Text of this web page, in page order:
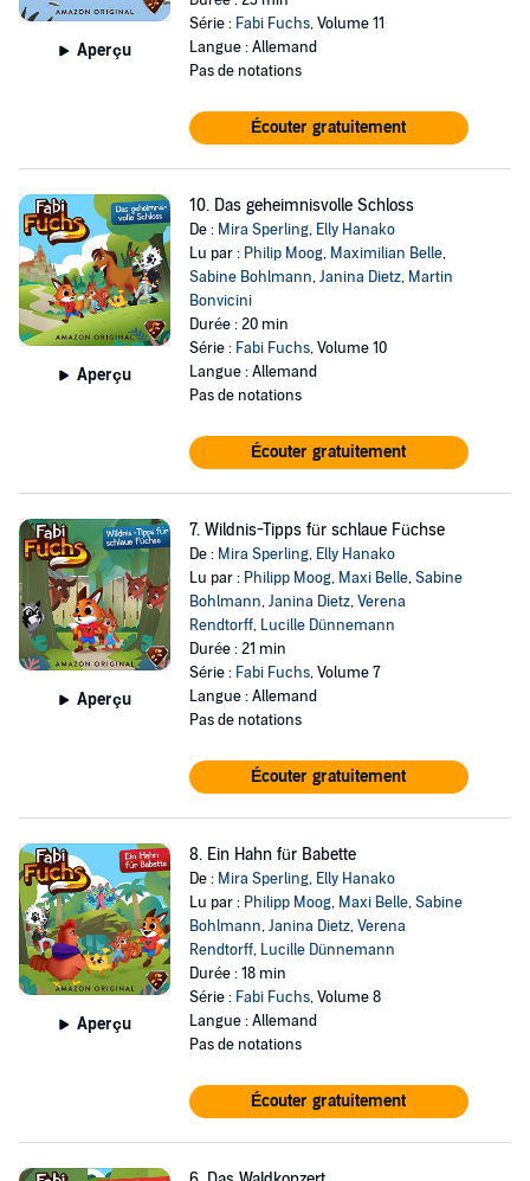
Aperçu
Série : Fabi Fuchs, Volume 11
Langue : Allemand
Pas de notations
Écouter gratuitement
Aperçu
10. Das geheimnisvolle Schloss
De : Mira Sperling, Elly Hanako
Lu par : Philip Moog, Maximilian Belle,
Sabine Bohlmann,Janina Dietz, Martin
Bonvicini
Durée : 20 min
Série : Fabi Fuchs, Volume 10
Langue : Allemand
Pas de notations
Écouter gratuitement
Aperçu
7. Wildnis-Tipps für schlaue Füchse
De : Mira Sperling, Elly Hanako
Lu par : Philipp Moog, Maxi Belle,Sabine
Bohlmann,Janina Dietz,Verena
Rendtorff, Lucille Dünnemann
Durée : 21 min
Série : Fabi Fuchs, Volume 7
Langue : Allemand
Pas de notations
Écouter gratuitement
Aperçu
8. Ein Hahn für Babette
De : Mira Sperling, Elly Hanako
Lu par : Philipp Moog, Maxi Belle,Sabine
Bohlmann,Janina Dietz,Verena
Rendtorff, Lucille Dünnemann
Durée : 18 min
Série : Fabi Fuchs, Volume 8
Langue : Allemand
Pas de notations
Écouter gratuitement